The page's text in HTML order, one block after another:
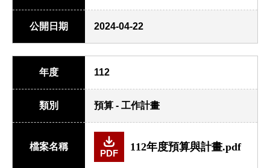
公開日期 2024-04-22
年度 112
類別 預算 - 工作計畫
檔案名稱
PDF
112年度預算與計畫.pdf